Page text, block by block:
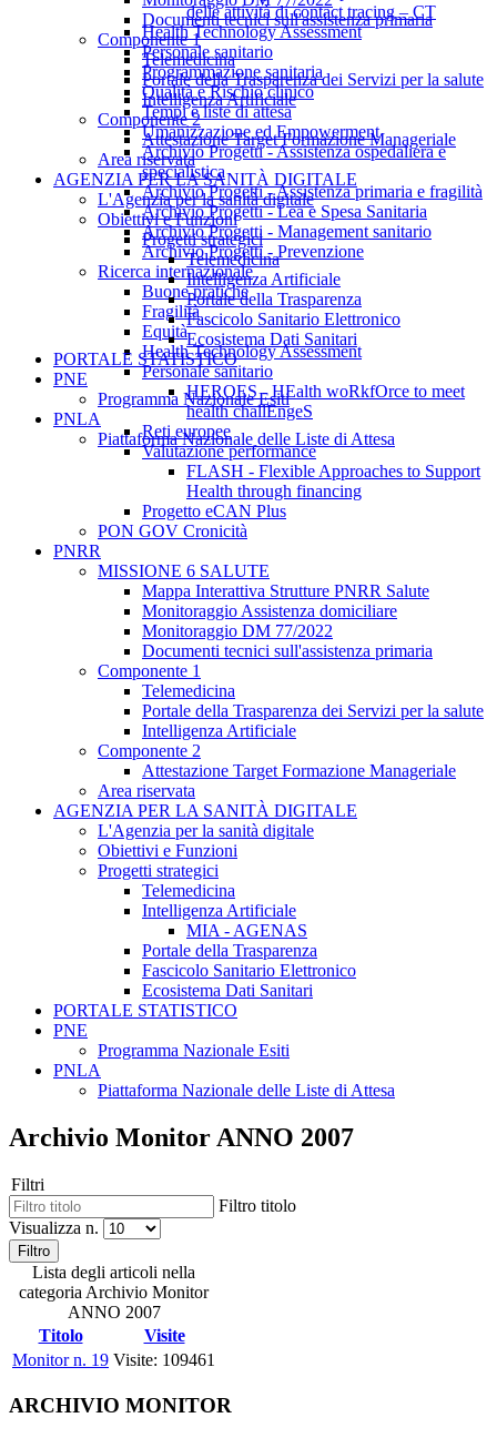
Documenti tecnici sull'assistenza primaria
Componente 1
Telemedicina
Portale della Trasparenza dei Servizi per la salute
Intelligenza Artificiale
Componente 2
Attestazione Target Formazione Manageriale
Area riservata
AGENZIA PER LA SANITÀ DIGITALE
L'Agenzia per la sanità digitale
Obiettivi e Funzioni
Progetti strategici
Telemedicina
Intelligenza Artificiale
Portale della Trasparenza
Fascicolo Sanitario Elettronico
Ecosistema Dati Sanitari
PORTALE STATISTICO
PNE
Programma Nazionale Esiti
PNLA
Piattaforma Nazionale delle Liste di Attesa
delle attività di contact tracing – CT
Health Technology Assessment
Personale sanitario
Programmazione sanitaria
Qualità e Rischio clinico
Tempi e liste di attesa
Umanizzazione ed Empowerment
Archivio Progetti - Assistenza ospedaliera e
specialistica
Archivio Progetti - Assistenza primaria e fragilità
Archivio Progetti - Lea e Spesa Sanitaria
Archivio Progetti - Management sanitario
Archivio Progetti - Prevenzione
Ricerca internazionale
Buone pratiche
Fragilità
Equità
Health Technology Assessment
Personale sanitario
HEROES - HEalth woRkfOrce to meet
health challEngeS
Reti europee
Valutazione performance
FLASH - Flexible Approaches to Support
Health through financing
Progetto eCAN Plus
PON GOV Cronicità
PNRR
MISSIONE 6 SALUTE
Mappa Interattiva Strutture PNRR Salute
Monitoraggio Assistenza domiciliare
Monitoraggio DM 77/2022
Documenti tecnici sull'assistenza primaria
Componente 1
Telemedicina
Portale della Trasparenza dei Servizi per la salute
Intelligenza Artificiale
Componente 2
Attestazione Target Formazione Manageriale
Area riservata
AGENZIA PER LA SANITÀ DIGITALE
L'Agenzia per la sanità digitale
Obiettivi e Funzioni
Progetti strategici
Telemedicina
Intelligenza Artificiale
MIA - AGENAS
Portale della Trasparenza
Fascicolo Sanitario Elettronico
Ecosistema Dati Sanitari
PORTALE STATISTICO
PNE
Programma Nazionale Esiti
PNLA
Piattaforma Nazionale delle Liste di Attesa
Archivio Monitor ANNO 2007
Filtri
Filtro titolo
Visualizza n.
Filtro
Lista degli articoli nella
categoria Archivio Monitor
ANNO 2007
Titolo
Visite
Monitor n. 19 Visite: 109461
ARCHIVIO MONITOR